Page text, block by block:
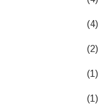
(4)
(2)
(1)
(1)